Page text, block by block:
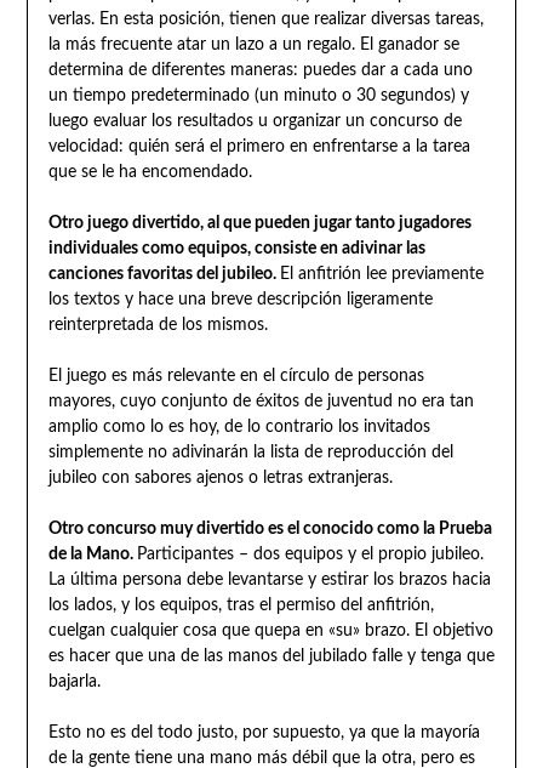
verlas. En esta posición, tienen que realizar diversas tareas,
la más frecuente atar un lazo a un regalo. El ganador se
determina de diferentes maneras: puedes dar a cada uno
un tiempo predeterminado (un minuto o 30 segundos) y
luego evaluar los resultados u organizar un concurso de
velocidad: quién será el primero en enfrentarse a la tarea
que se le ha encomendado.
Otro juego divertido, al que pueden jugar tanto jugadores
individuales como equipos, consiste en adivinar las
canciones favoritas del jubileo. El anfitrión lee previamente
los textos y hace una breve descripción ligeramente
reinterpretada de los mismos.
El juego es más relevante en el círculo de personas
mayores, cuyo conjunto de éxitos de juventud no era tan
amplio como lo es hoy, de lo contrario los invitados
simplemente no adivinarán la lista de reproducción del
jubileo con sabores ajenos o letras extranjeras.
Otro concurso muy divertido es el conocido como la Prueba
de la Mano. Participantes – dos equipos y el propio jubileo.
La última persona debe levantarse y estirar los brazos hacia
los lados, y los equipos, tras el permiso del anfitrión,
cuelgan cualquier cosa que quepa en «su» brazo. El objetivo
es hacer que una de las manos del jubilado falle y tenga que
bajarla.
Esto no es del todo justo, por supuesto, ya que la mayoría
de la gente tiene una mano más débil que la otra, pero es